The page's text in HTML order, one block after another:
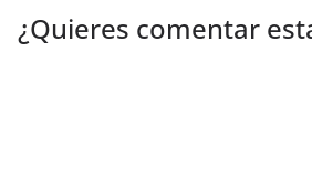
¿Quieres comentar